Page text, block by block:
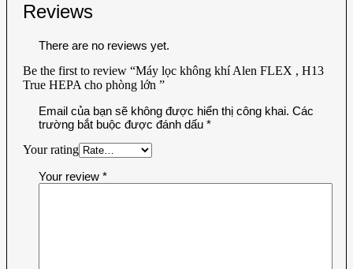
Reviews
There are no reviews yet.
Be the first to review “Máy lọc không khí Alen FLEX , H13
True HEPA cho phòng lớn ”
Email của bạn sẽ không được hiển thị công khai. Các
trường bắt buộc được đánh dấu *
Your rating
Your review *